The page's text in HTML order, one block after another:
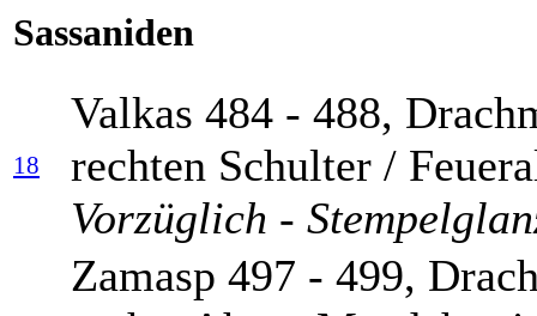
Sassaniden
18
Valkas 484 - 488,
rechten Schulter /
Vorzüglich -
Zamasp 497 - 499,